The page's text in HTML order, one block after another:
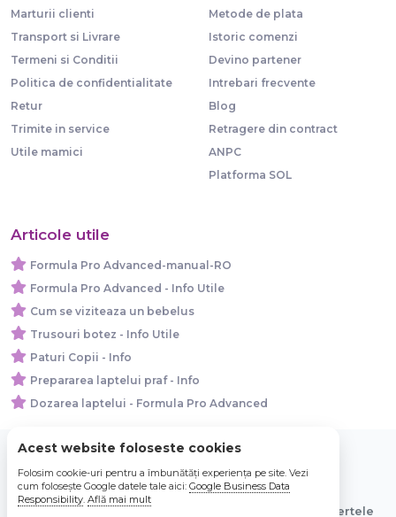
Marturii clienti
Transport si Livrare
Termeni si Conditii
Politica de confidentialitate
Retur
Trimite in service
Utile mamici
Metode de plata
Istoric comenzi
Devino partener
Intrebari frecvente
Blog
Retragere din contract
ANPC
Platforma SOL
Articole utile
Formula Pro Advanced-manual-RO
Formula Pro Advanced - Info Utile
Cum se viziteaza un bebelus
Trusouri botez - Info Utile
Paturi Copii - Info
Prepararea laptelui praf - Info
Dozarea laptelui - Formula Pro Advanced
© 2026 Bebe Nou Online Store SRL
Toate preturile sunt exprimate in lei si includ tva. Ofertele
Acest website foloseste cookies
Folosim cookie-uri pentru a îmbunătăți experiența pe site. Vezi
cum folosește Google datele tale aici: Google Business Data
Responsibility. Află mai mult